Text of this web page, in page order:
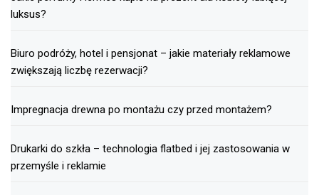
luksus?
Biuro podróży, hotel i pensjonat – jakie materiały reklamowe
zwiększają liczbę rezerwacji?
Impregnacja drewna po montażu czy przed montażem?
Drukarki do szkła – technologia flatbed i jej zastosowania w
przemyśle i reklamie